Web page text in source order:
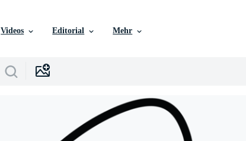
Videos Editorial Mehr